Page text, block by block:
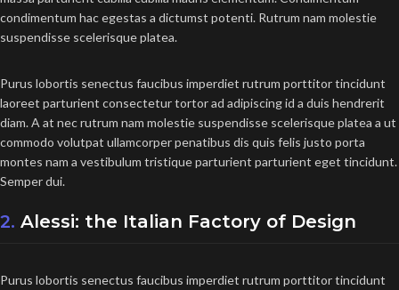
condimentum hac egestas a dictumst potenti. Rutrum nam molestie
suspendisse scelerisque platea.
Purus lobortis senectus faucibus imperdiet rutrum porttitor tincidunt
laoreet parturient consectetur tortor ad adipiscing id a duis hendrerit
diam. A at nec rutrum nam molestie suspendisse scelerisque platea a ut
commodo volutpat ullamcorper penatibus dis quis felis justo porta
montes nam a vestibulum tristique parturient parturient eget tincidunt.
Semper dui.
2. Alessi: the Italian Factory of Design
Purus lobortis senectus faucibus imperdiet rutrum porttitor tincidunt